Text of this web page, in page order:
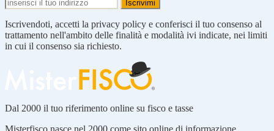
Iscrivendoti, accetti la privacy policy e conferisci il tuo consenso al
trattamento nell'ambito delle finalità e modalità ivi indicate, nei limiti
in cui il consenso sia richiesto.
Dal 2000 il tuo riferimento online su fisco e tasse
Misterfisco nasce nel 2000 come sito online di informazione